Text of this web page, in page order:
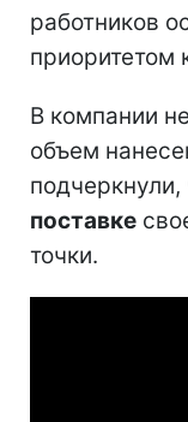
работников
приоритетом
В компании
объем
подчеркнули,
поставке
точки.